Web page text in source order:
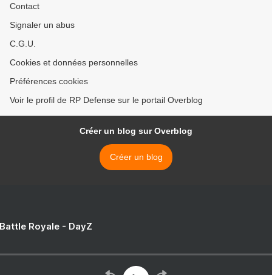
Contact
Signaler un abus
C.G.U.
Cookies et données personnelles
Préférences cookies
Voir le profil de RP Defense sur le portail Overblog
Créer un blog sur Overblog
Créer un blog
Royale - DayZ